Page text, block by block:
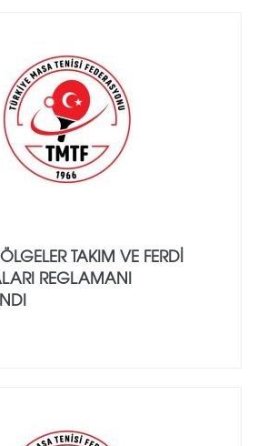
TAKIM VE FERDI
REGLAMANI